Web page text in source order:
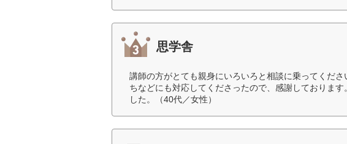
思学舎
講師の方がとても親身にいろいろと相談に乗ってくだ
ちなどにも対応してくださったので、感謝しておりま
した。（40代／女性）